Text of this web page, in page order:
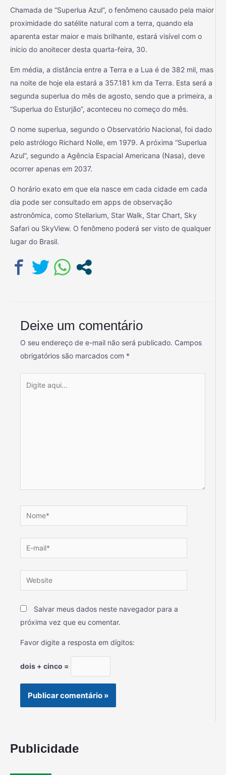
Chamada de “Superlua Azul”, o fenômeno causado pela maior
proximidade do satélite natural com a terra, quando ela
aparenta estar maior e mais brilhante, estará visível com o
início do anoitecer desta quarta-feira, 30.
Em média, a distância entre a Terra e a Lua é de 382 mil, mas
na noite de hoje ela estará a 357.181 km da Terra. Esta será a
segunda superlua do mês de agosto, sendo que a primeira, a
“Superlua do Esturjão”, aconteceu no começo do mês.
O nome superlua, segundo o Observatório Nacional, foi dado
pelo astrólogo Richard Nolle, em 1979. A próxima “Superlua
Azul”, segundo a Agência Espacial Americana (Nasa), deve
ocorrer apenas em 2037.
O horário exato em que ela nasce em cada cidade em cada
dia pode ser consultado em apps de observação
astronômica, como Stellarium, Star Walk, Star Chart, Sky
Safari ou SkyView. O fenômeno poderá ser visto de qualquer
lugar do Brasil.
Deixe um comentário
O seu endereço de e-mail não será publicado. Campos
obrigatórios são marcados com *
Salvar meus dados neste navegador para a
próxima vez que eu comentar.
Favor digite a resposta em dígitos:
dois + cinco =
Publicidade